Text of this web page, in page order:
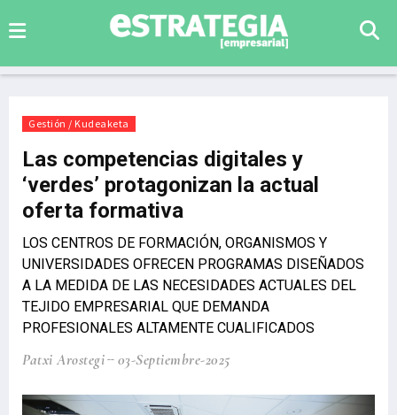
Gestión / Kudeaketa
Las competencias digitales y
‘verdes’ protagonizan la actual
oferta formativa
LOS CENTROS DE FORMACIÓN, ORGANISMOS Y
UNIVERSIDADES OFRECEN PROGRAMAS DISEÑADOS
A LA MEDIDA DE LAS NECESIDADES ACTUALES DEL
TEJIDO EMPRESARIAL QUE DEMANDA
PROFESIONALES ALTAMENTE CUALIFICADOS
Patxi Arostegi 03-Septiembre-2025